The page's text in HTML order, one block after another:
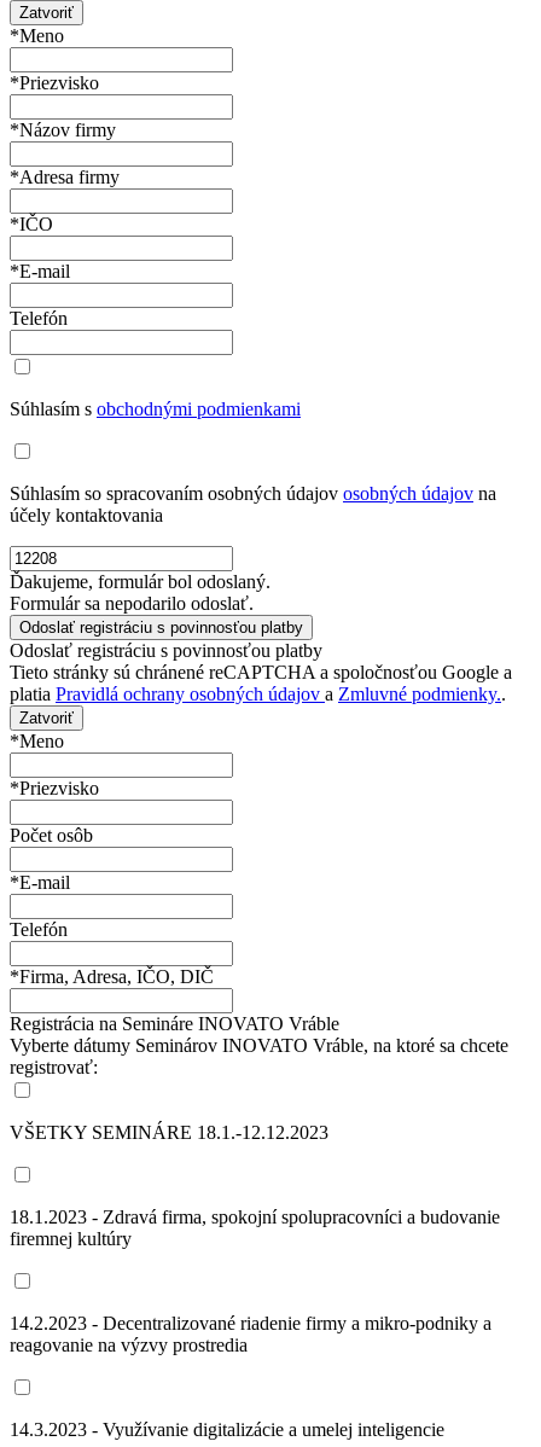
Zatvoriť
*Meno
*Priezvisko
*Názov firmy
*Adresa firmy
*IČO
*E-mail
Telefón
Súhlasím s obchodnými podmienkami
Súhlasím so spracovaním osobných údajov osobných údajov na
účely kontaktovania
Ďakujeme, formulár bol odoslaný.
Formulár sa nepodarilo odoslať.
Odoslať registráciu s povinnosťou platby
Tieto stránky sú chránené reCAPTCHA a spoločnosťou Google a
platia Pravidlá ochrany osobných údajov a Zmluvné podmienky..
Zatvoriť
*Meno
*Priezvisko
Počet osôb
*E-mail
Telefón
*Firma, Adresa, IČO, DIČ
Registrácia na Semináre INOVATO Vráble
Vyberte dátumy Seminárov INOVATO Vráble, na ktoré sa chcete
registrovať:
VŠETKY SEMINÁRE 18.1.-12.12.2023
18.1.2023 - Zdravá firma, spokojní spolupracovníci a budovanie
firemnej kultúry
14.2.2023 - Decentralizované riadenie firmy a mikro-podniky a
reagovanie na výzvy prostredia
14.3.2023 - Využívanie digitalizácie a umelej inteligencie